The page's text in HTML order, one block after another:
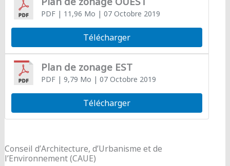
PDF| 11,96 Mo | 07 Octobre 2019
Télécharger
Plan de zonage EST
PDF| 9,79 Mo | 07 Octobre 2019
Télécharger
Conseil d’Architecture, d’Urbanisme et de
l’Environnement (CAUE)